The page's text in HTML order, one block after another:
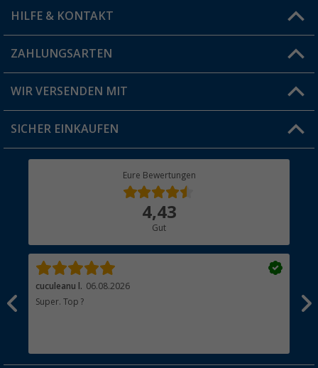
Vorteilskarte
Blog
Jobs & Karriere
HILFE & KONTAKT
FAQ & Kontakt
Versandinformationen
Rücksendung
ZAHLUNGSARTEN
WIR VERSENDEN MIT
SICHER EINKAUFEN
Eure Bewertungen
4,43
Gut
cuculeanu l. 06.08.2026
Super. Top ?